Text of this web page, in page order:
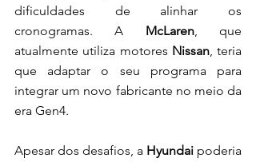
dificuldades de alinhar os
cronogramas. A McLaren, que
atualmente utiliza motores Nissan, teria
que adaptar o seu programa para
integrar um novo fabricante no meio da
era Gen4.
Apesar dos desafios, a Hyundai poderia